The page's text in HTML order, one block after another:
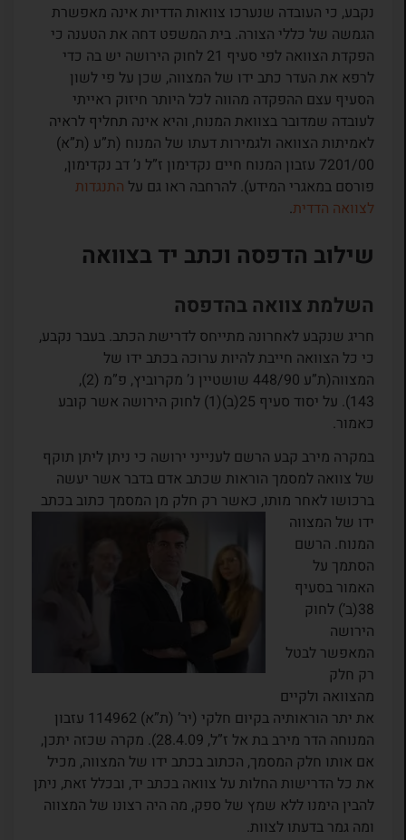
נקבע, כי העובדה שנערכו צוואות הדדיות אינה מאפשרת
הגמשה של כללי הצורה. בית המשפט דחה את הטענה כי
הפקדת הצוואה לפי סעיף 21 לחוק הירושה יש בה כדי
לרפא את העדר כתב ידו של המצווה, שכן על פי לשון
הסעיף עצם ההפקדה מהווה לכל היותר חיזוק ראייתי
לעובדה שמדובר בצוואת המנוח, והיא אינה תחליף לראיה
לאמיתות הצוואה ולגמירות דעתו של המנוח (ת”ע (ת”א)
7201/00 עזבון המנוח חיים נקדימון ז”ל נ’ דב נקדימון,
פורסם במאגרי המידע). להרחבה ראו גם על התנגדות
לצוואה הדדית.
שילוב הדפסה וכתב יד בצוואה
השלמת צוואה בהדפסה
חריג שנקבע לאחרונה מתייחס לדרישת הכתב. בעבר נקבע,
כי כל הצוואה חייבת להיות ערוכה בכתב ידו של
המצווה(ת”ע 448/90 שושטיין נ’ מקרוביץ, פ”מ (2),
143). על יסוד סעיף 25(ב)(1) לחוק הירושה אשר קובע
כאמור.
במקרה מירב קבע הרשם לענייני ירושה כי ניתן ליתן תוקף
של צוואה למסמך הוראות שכתב אדם בדבר אשר יעשה
ברכושו לאחר מותו, כאשר רק חלק מן המסמך כתוב בכתב
ידו של המצווה
המנוח. הרשם
הסתמך על
האמור בסעיף
38(ב’) לחוק
הירושה
המאפשר לבטל
רק חלק
מהצוואה ולקיים
את יתר הוראותיה בקיום חלקי (יר’ (ת”א) 114962 עזבון
המנוחה הדר מירב בת אל ז”ל, 28.4.09). מקרה שכזה יתכן,
אם אותו חלק המסמך, הכתוב בכתב ידו של המצווה, מכיל
את כל הדרישות החלות על צוואה בכתב יד, ובכלל זאת, ניתן
להבין הימנו ללא שמץ של ספק, מה היה רצונו של המצווה
ומה גמר בדעתו לצוות.